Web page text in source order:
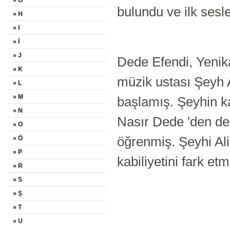
» H
» I
» İ
» J
» K
» L
» M
» N
» O
» Ö
» P
» R
» S
» Ş
» T
» U
bulundu ve ilk
Dede Efendi,
müzik ustası
başlamış. Şeyhin
Nasır Dede 'den
öğrenmiş. Şeyhi
kabiliyetini fark